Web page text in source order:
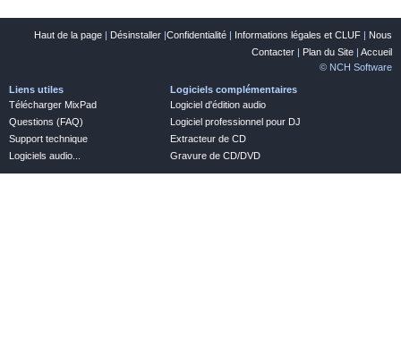
Haut de la page | Désinstaller |Confidentialité | Informations légales et CLUF | Nous
Contacter | Plan du Site | Accueil
© NCH Software
Liens utiles
Télécharger MixPad
Questions (FAQ)
Support technique
Logiciels audio...
Logiciels complémentaires
Logiciel d'édition audio
Logiciel professionnel pour DJ
Extracteur de CD
Gravure de CD/DVD